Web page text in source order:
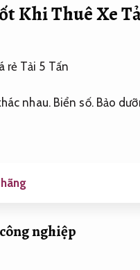
Khi Thuê Xe
nhau. Biển số. Bảo
nghiệp